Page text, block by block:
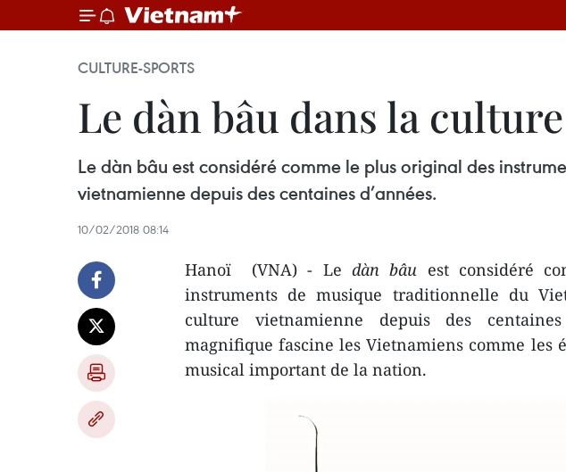
CULTURE-SPORTS
Le dàn bâu dans la
Le dàn bâu est considéré comme le plus original des
vietnamienne depuis des centaines d’années.
10/02/2018 08:14
Hanoï (VNA) - Le dàn bâu est considéré
instruments de musique traditionnelle du
culture vietnamienne depuis des
magnifique fascine les Vietnamiens comme les
musical important de la nation.